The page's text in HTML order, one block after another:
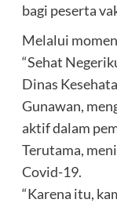
bagi peserta
Melalui
“Sehat
Dinas
Gunawan,
aktif dalam
Terutama,
Covid-19.
“Karena itu,